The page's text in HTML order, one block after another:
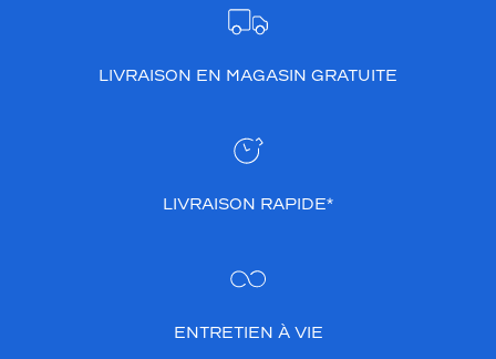
LIVRAISON EN MAGASIN GRATUITE
LIVRAISON RAPIDE*
ENTRETIEN À VIE